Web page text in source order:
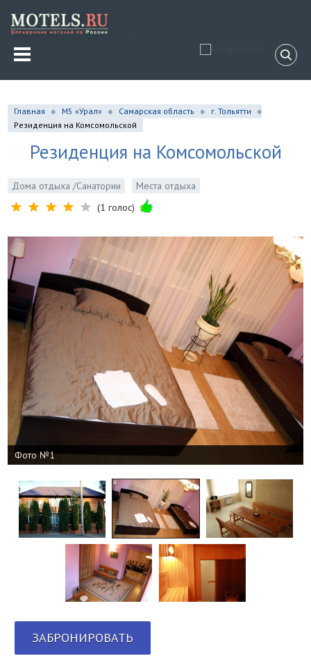
Главная М5 «Урал» Самарская область
г. Тольятти
Резиденция на Комсомольской
Резиденция на Комсомольской
Дома отдыха /Санатории
Места отдыха
(1 голос)
Фото №1
ЗАБРОНИРОВАТЬ